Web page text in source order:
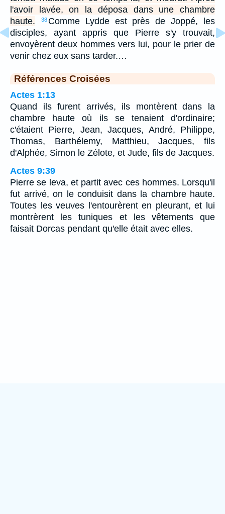
l'avoir lavée, on la déposa dans une chambre
haute.
38 Comme Lydde est près de Joppé, les
disciples, ayant appris que Pierre s'y trouvait,
envoyèrent deux hommes vers lui, pour le prier de
venir chez eux sans tarder.…
Références Croisées
Actes 1:13
Quand ils furent arrivés, ils montèrent dans la
chambre haute où ils se tenaient d'ordinaire;
c'étaient Pierre, Jean, Jacques, André, Philippe,
Thomas, Barthélemy, Matthieu, Jacques, fils
d'Alphée, Simon le Zélote, et Jude, fils de Jacques.
Actes 9:39
Pierre se leva, et partit avec ces hommes. Lorsqu'il
fut arrivé, on le conduisit dans la chambre haute.
Toutes les veuves l'entourèrent en pleurant, et lui
montrèrent les tuniques et les vêtements que
faisait Dorcas pendant qu'elle était avec elles.